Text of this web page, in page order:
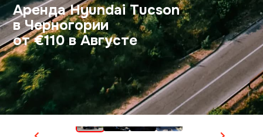
Аренда Hyundai Tucson
в Черногории
от €110 в Августе